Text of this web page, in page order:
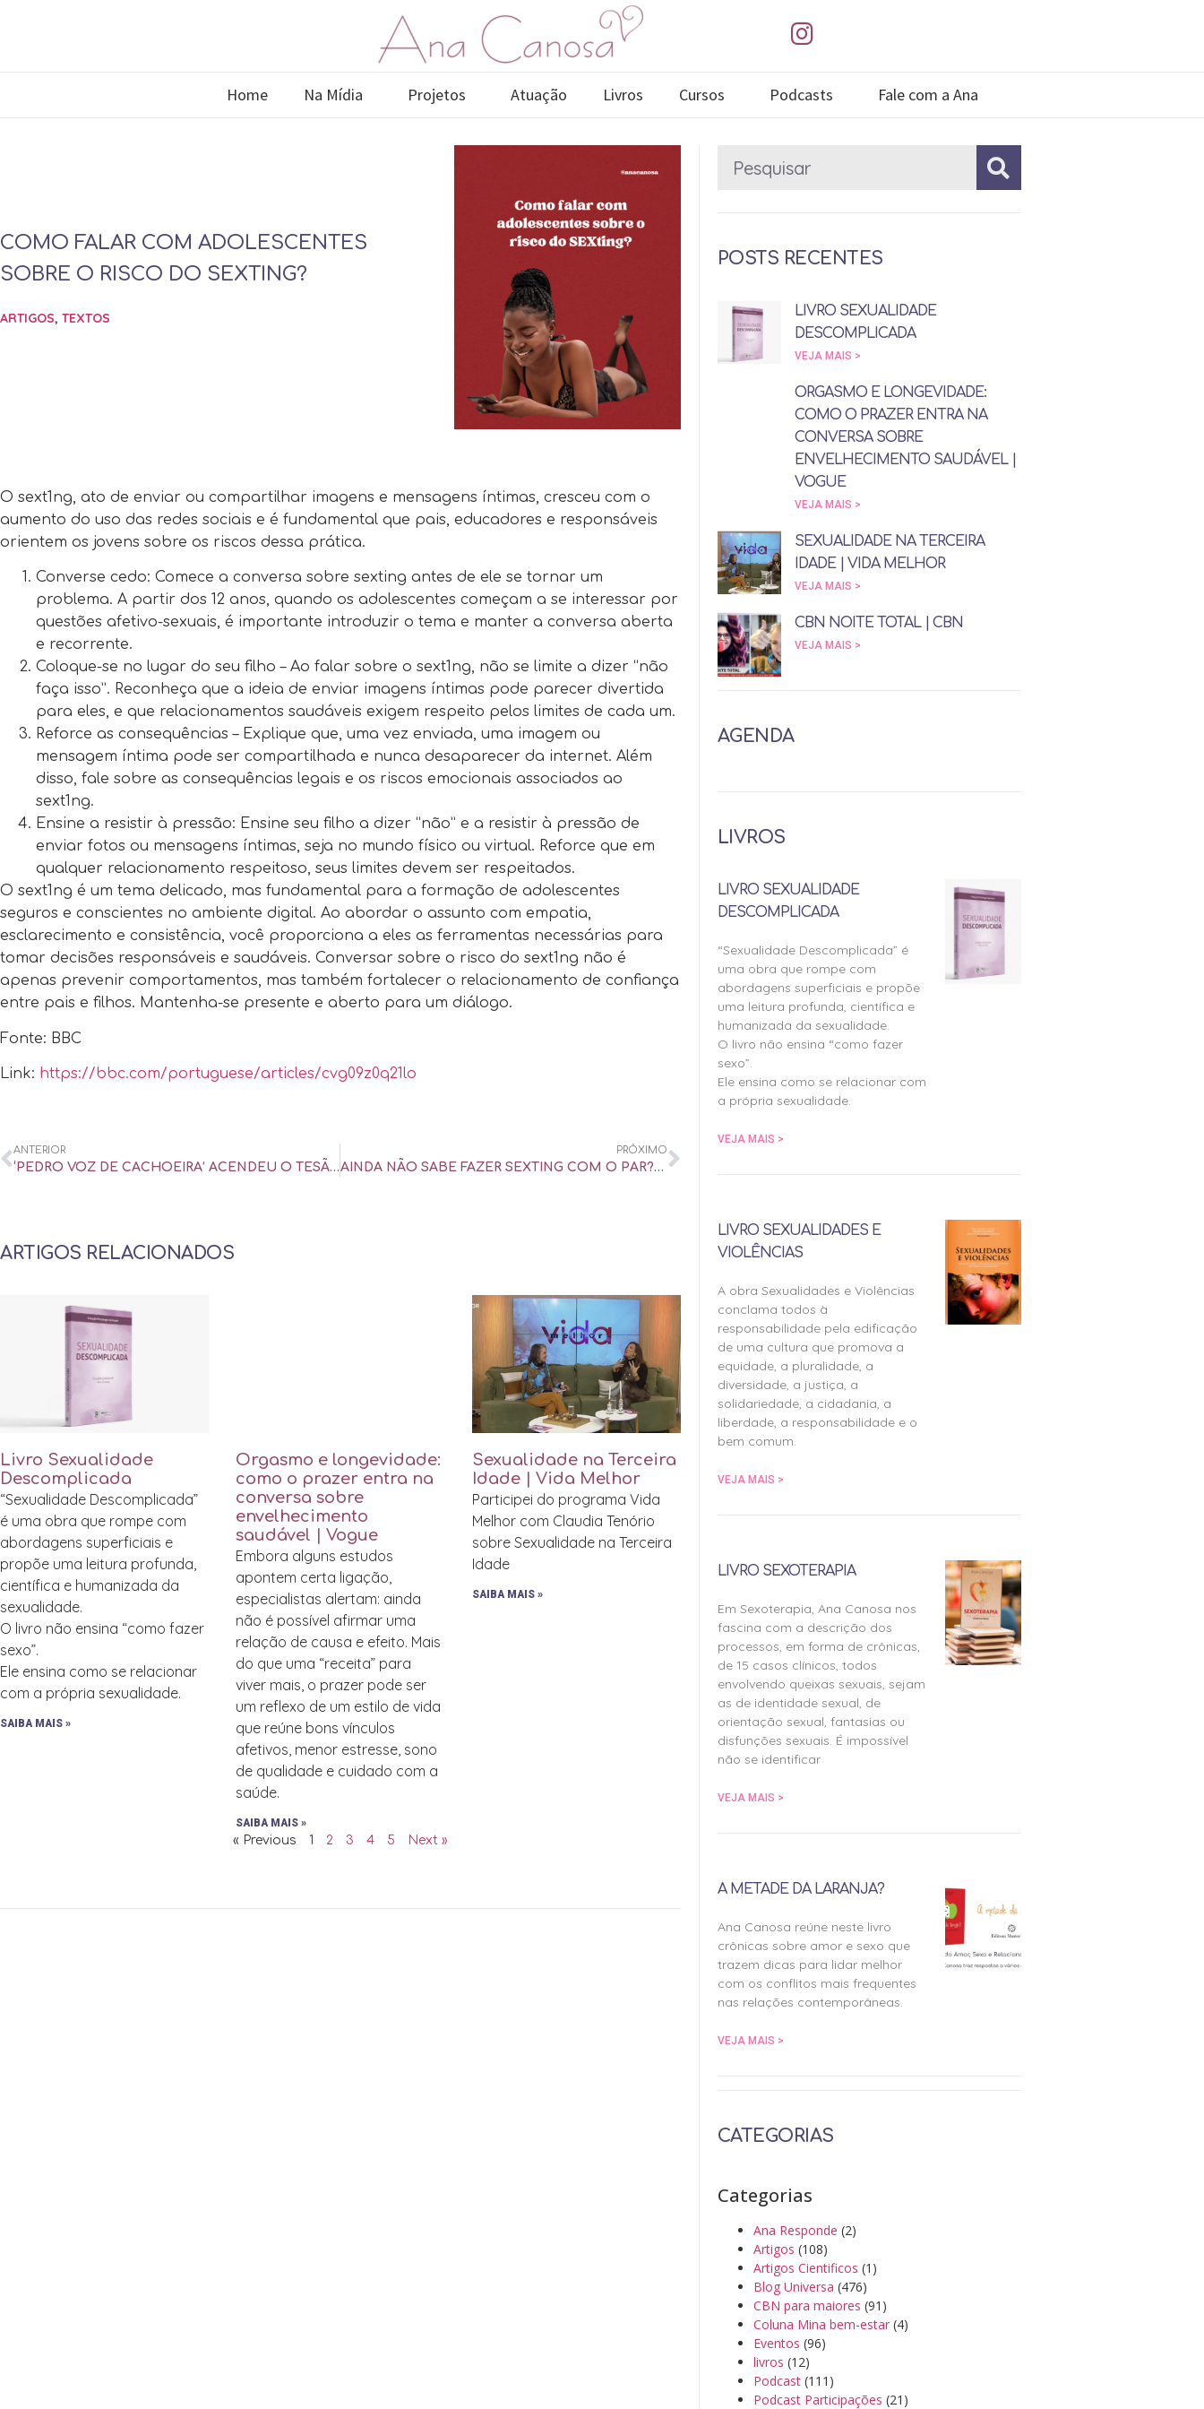
Home Na Mídia Projetos Atuação Livros Cursos Podcasts Fale com a Ana
COMO FALAR COM ADOLESCENTES
SOBRE O RISCO DO SEXTING?
ARTIGOS, TEXTOS
O sext1ng, ato de enviar ou compartilhar imagens e mensagens íntimas, cresceu com o
aumento do uso das redes sociais e é fundamental que pais, educadores e responsáveis
orientem os jovens sobre os riscos dessa prática.
Converse cedo: Comece a conversa sobre sexting antes de ele se tornar um
problema. A partir dos 12 anos, quando os adolescentes começam a se interessar por
questões afetivo-sexuais, é importante introduzir o tema e manter a conversa aberta
e recorrente.
Coloque-se no lugar do seu filho – Ao falar sobre o sext1ng, não se limite a dizer “não
faça isso”. Reconheça que a ideia de enviar imagens íntimas pode parecer divertida
para eles, e que relacionamentos saudáveis exigem respeito pelos limites de cada um.
Reforce as consequências – Explique que, uma vez enviada, uma imagem ou
mensagem íntima pode ser compartilhada e nunca desaparecer da internet. Além
disso, fale sobre as consequências legais e os riscos emocionais associados ao
sext1ng.
Ensine a resistir à pressão: Ensine seu filho a dizer “não” e a resistir à pressão de
enviar fotos ou mensagens íntimas, seja no mundo físico ou virtual. Reforce que em
qualquer relacionamento respeitoso, seus limites devem ser respeitados.
O sext1ng é um tema delicado, mas fundamental para a formação de adolescentes
seguros e conscientes no ambiente digital. Ao abordar o assunto com empatia,
esclarecimento e consistência, você proporciona a eles as ferramentas necessárias para
tomar decisões responsáveis e saudáveis. Conversar sobre o risco do sext1ng não é
apenas prevenir comportamentos, mas também fortalecer o relacionamento de confiança
entre pais e filhos. Mantenha-se presente e aberto para um diálogo.
Fonte: BBC
Link: https://bbc.com/portuguese/articles/cvg09z0q21lo
ANTERIOR
‘PEDRO VOZ DE CACHOEIRA’ ACENDEU O TESÃO, MAS HOJE ELA DANÇA E GOZA SOZINHA – UOL UNIVERSA
PRÓXIMO
AINDA NÃO SABE FAZER SEXTING COM O PAR? TROCA DE MENSAGENS APIMENTA ROTINA – UOL UNIVERSA
ARTIGOS RELACIONADOS
Livro Sexualidade
Descomplicada
“Sexualidade Descomplicada”
é uma obra que rompe com
abordagens superficiais e
propõe uma leitura profunda,
científica e humanizada da
sexualidade.
O livro não ensina “como fazer
sexo”.
Ele ensina como se relacionar
com a própria sexualidade.
SAIBA MAIS »
Orgasmo e longevidade:
como o prazer entra na
conversa sobre
envelhecimento
saudável | Vogue
Embora alguns estudos
apontem certa ligação,
especialistas alertam: ainda
não é possível afirmar uma
relação de causa e efeito. Mais
do que uma “receita” para
viver mais, o prazer pode ser
um reflexo de um estilo de vida
que reúne bons vínculos
afetivos, menor estresse, sono
de qualidade e cuidado com a
saúde.
SAIBA MAIS »
Sexualidade na Terceira
Idade | Vida Melhor
Participei do programa Vida
Melhor com Claudia Tenório
sobre Sexualidade na Terceira
Idade
SAIBA MAIS »
« Previous 1 2 3 4 5 Next »
POSTS RECENTES
LIVRO SEXUALIDADE
DESCOMPLICADA
VEJA MAIS >
ORGASMO E LONGEVIDADE:
COMO O PRAZER ENTRA NA
CONVERSA SOBRE
ENVELHECIMENTO SAUDÁVEL |
VOGUE
VEJA MAIS >
SEXUALIDADE NA TERCEIRA
IDADE | VIDA MELHOR
VEJA MAIS >
CBN NOITE TOTAL | CBN
VEJA MAIS >
AGENDA
LIVROS
LIVRO SEXUALIDADE
DESCOMPLICADA
“Sexualidade Descomplicada” é
uma obra que rompe com
abordagens superficiais e propõe
uma leitura profunda, científica e
humanizada da sexualidade.
O livro não ensina “como fazer
sexo”.
Ele ensina como se relacionar com
a própria sexualidade.
VEJA MAIS >
LIVRO SEXUALIDADES E
VIOLÊNCIAS
A obra Sexualidades e Violências
conclama todos à
responsabilidade pela edificação
de uma cultura que promova a
equidade, a pluralidade, a
diversidade, a justiça, a
solidariedade, a cidadania, a
liberdade, a responsabilidade e o
bem comum.
VEJA MAIS >
LIVRO SEXOTERAPIA
Em Sexoterapia, Ana Canosa nos
fascina com a descrição dos
processos, em forma de crônicas,
de 15 casos clínicos, todos
envolvendo queixas sexuais, sejam
as de identidade sexual, de
orientação sexual, fantasias ou
disfunções sexuais. É impossível
não se identificar
VEJA MAIS >
A METADE DA LARANJA?
Ana Canosa reúne neste livro
crônicas sobre amor e sexo que
trazem dicas para lidar melhor
com os conflitos mais frequentes
nas relações contemporâneas.
VEJA MAIS >
CATEGORIAS
Categorias
Ana Responde (2)
Artigos (108)
Artigos Cientificos (1)
Blog Universa (476)
CBN para maiores (91)
Coluna Mina bem-estar(4)
Eventos (96)
livros (12)
Podcast(111)
Podcast Participações (21)